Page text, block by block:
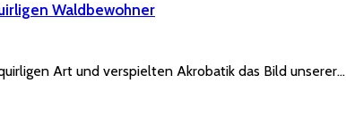
Waldbewohner
Art und verspielten Akrobatik das Bild unserer…